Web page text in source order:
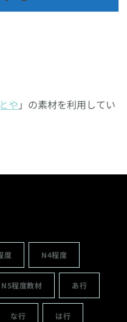
や 」の素材を利用してい
度 N4程度
N5程度教材 あ行
な行 は行